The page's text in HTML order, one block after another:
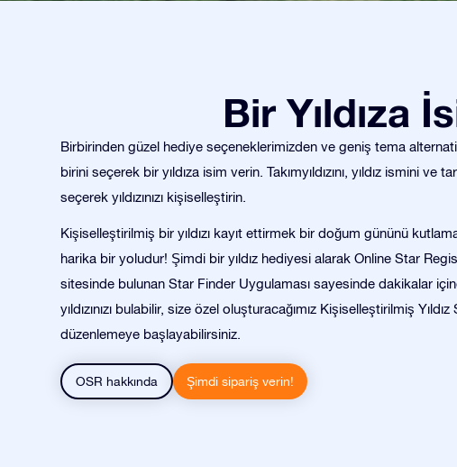
Bir Yıldıza
Birbirinden güzel hediye seçeneklerimizden ve geniş tema
birini seçerek bir yıldıza isim verin. Takımyıldızını, yıldız ismini ve
seçerek yıldızınızı kişiselleştirin.
Kişiselleştirilmiş bir yıldızı kayıt ettirmek bir doğum gününü
harika bir yoludur! Şimdi bir yıldız hediyesi alarak Online Star
sitesinde bulunan Star Finder Uygulaması sayesinde dakikalar
yıldızınızı bulabilir, size özel oluşturacağımız Kişiselleştirilmiş Yıldız
düzenlemeye başlayabilirsiniz.
OSR hakkında Şimdi sipariş verin!